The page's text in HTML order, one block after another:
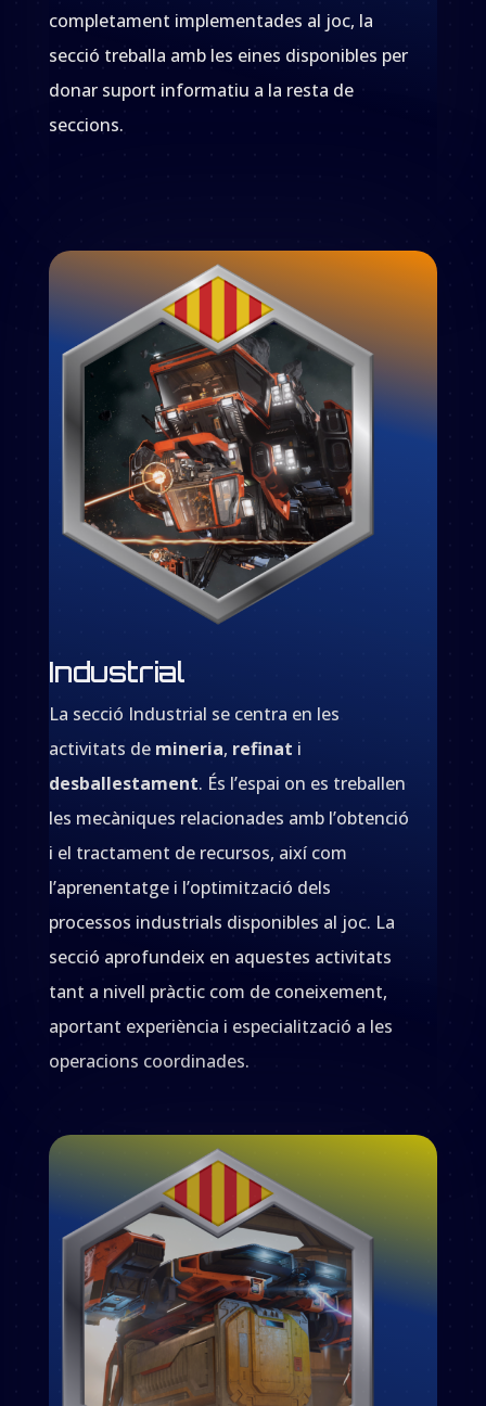
completament implementades al joc, la
secció treballa amb les eines disponibles per
donar suport informatiu a la resta de
seccions.
Industrial
La secció Industrial se centra en les
activitats de mineria, refinat i
desballestament. És l’espai on es treballen
les mecàniques relacionades amb l’obtenció
i el tractament de recursos, així com
l’aprenentatge i l’optimització dels
processos industrials disponibles al joc. La
secció aprofundeix en aquestes activitats
tant a nivell pràctic com de coneixement,
aportant experiència i especialització a les
operacions coordinades.